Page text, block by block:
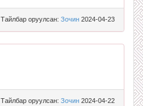
Тайлбар оруулсан: Зочин 2024-04-23
Тайлбар оруулсан: Зочин 2024-04-22